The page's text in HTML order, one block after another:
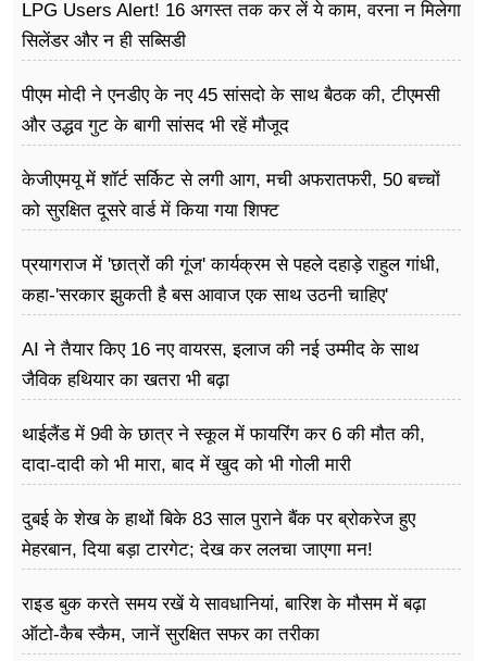
LPG Users Alert! 16 अगस्त तक कर लें ये काम, वरना न मिलेगा
सिलेंडर और न ही सब्सिडी
पीएम मोदी ने एनडीए के नए 45 सांसदो के साथ बैठक की, टीएमसी
और उद्धव गुट के बागी सांसद भी रहें मौजूद
केजीएमयू में शॉर्ट सर्किट से लगी आग, मची अफरातफरी, 50 बच्चों
को सुरक्षित दूसरे वार्ड में किया गया शिफ्ट
प्रयागराज में 'छात्रों की गूंज' कार्यक्रम से पहले दहाड़े राहुल गांधी,
कहा-'सरकार झुकती है बस आवाज एक साथ उठनी चाहिए'
AI ने तैयार किए 16 नए वायरस, इलाज की नई उम्मीद के साथ
जैविक हथियार का खतरा भी बढ़ा
थाईलैंड में 9वी के छात्र ने स्कूल में फायरिंग कर 6 की मौत की,
दादा-दादी को भी मारा, बाद में खुद को भी गोली मारी
दुबई के शेख के हाथों बिके 83 साल पुराने बैंक पर ब्रोकरेज हुए
मेहरबान, दिया बड़ा टारगेट; देख कर ललचा जाएगा मन!
राइड बुक करते समय रखें ये सावधानियां, बारिश के मौसम में बढ़ा
ऑटो-कैब स्कैम, जानें सुरक्षित सफर का तरीका